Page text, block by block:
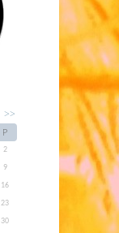
>>
P
2
9
16
23
30